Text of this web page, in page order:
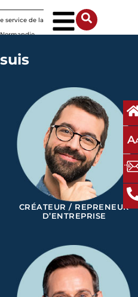
service de la
A
CRÉATEUR / REPRENEUR
D’ENTREPRISE